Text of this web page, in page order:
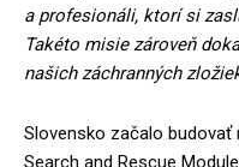
a profesionáli, ktorí si
Takéto misie zároveň
našich záchranných
Slovensko začalo budovať
Search and Rescue